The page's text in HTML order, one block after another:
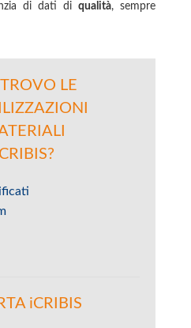
di dati di qualità, sempre
LE
iCRIBIS